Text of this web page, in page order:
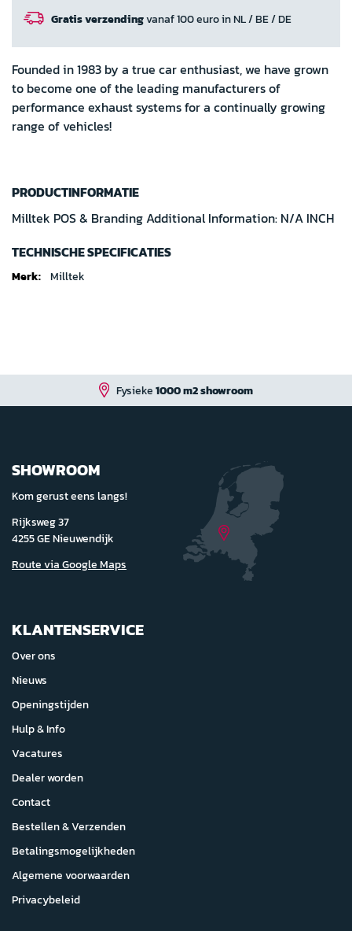
Gratis verzendingvanaf 100 euro in NL / BE / DE
Founded in 1983 by a true car enthusiast, we have grown
to become one of the leading manufacturers of
performance exhaust systems for a continually growing
range of vehicles!
PRODUCTINFORMATIE
Milltek POS & Branding Additional Information: N/A INCH
TECHNISCHE SPECIFICATIES
TechnischeMilltek
1000 m2 showroom
SHOWROOM
Kom gerust eens langs!
Rijksweg 37
4255 GE Nieuwendijk
Route via Google Maps
KLANTENSERVICE
Over ons
Nieuws
Openingstijden
Hulp & Info
Vacatures
Dealer worden
Contact
Bestellen & Verzenden
Betalingsmogelijkheden
Algemene voorwaarden
Privacybeleid